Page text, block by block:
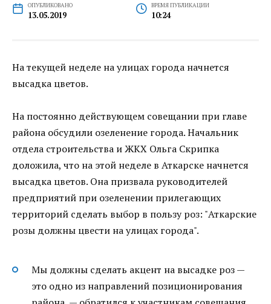
ОПУБЛИКОВАНО
13.05.2019
ВРЕМЯ ПУБЛИКАЦИИ
10:24
На текущей неделе на улицах города начнется
высадка цветов.
На постоянно действующем совещании при главе
района обсудили озеленение города. Начальник
отдела строительства и ЖКХ Ольга Скрипка
доложила, что на этой неделе в Аткарске начнется
высадка цветов. Она призвала руководителей
предприятий при озеленении прилегающих
территорий сделать выбор в пользу роз: "Аткарские
розы должны цвести на улицах города".
Мы должны сделать акцент на высадке роз —
это одно из направлений позиционирования